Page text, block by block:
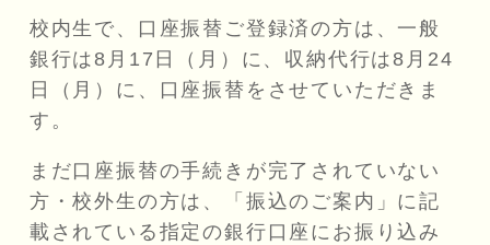
校内生で、口座振替ご登録済の方は、一般
銀行は8月17日（月）に、収納代行は8月24
日（月）に、口座振替をさせていただきま
す。
まだ口座振替の手続きが完了されていない
方・校外生の方は、「振込のご案内」に記
載されている指定の銀行口座にお振り込み